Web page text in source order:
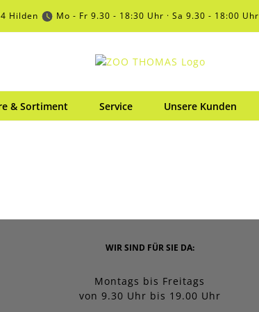
Hilden Mo - Fr 9.30 - 18:30 Uhr · Sa 9.30 - 18:00 Uhr
& Sortiment Service Unsere Kunden
WIR SIND FÜR SIE DA:
Montags bis Freitags
von 9.30 Uhr bis 19.00 Uhr